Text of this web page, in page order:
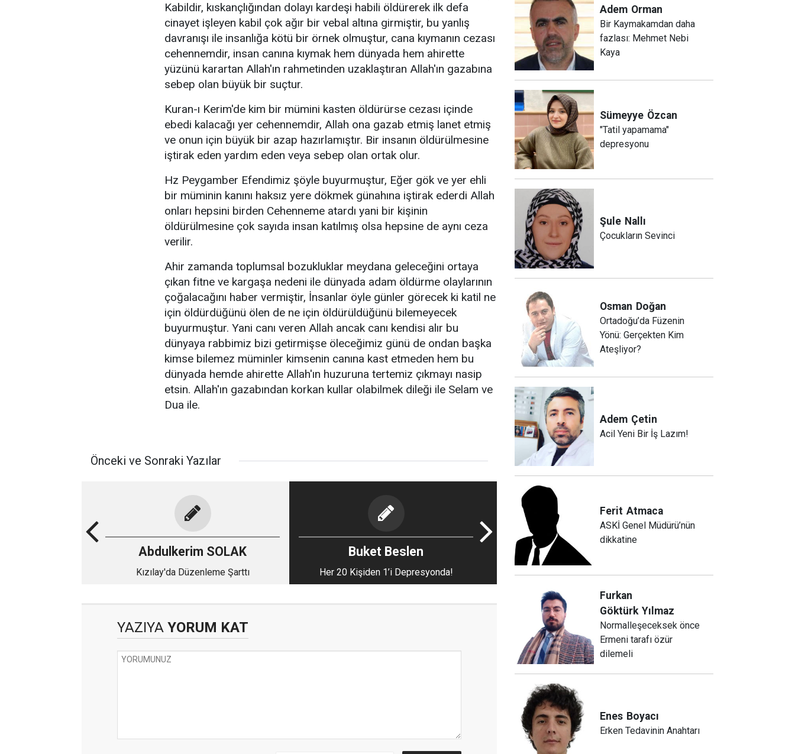
Kabildir, kıskançlığından dolayı kardeşi habili öldürerek ilk defa
cinayet işleyen kabil çok ağır bir vebal altına girmiştir, bu yanlış
davranışı ile insanlığa kötü bir örnek olmuştur, cana kıymanın cezası
cehennemdir, insan canına kıymak hem dünyada hem ahirette
yüzünü karartan Allah'ın rahmetinden uzaklaştıran Allah'ın gazabına
sebep olan büyük bir suçtur.
Kuran-ı Kerim'de kim bir mümini kasten öldürürse cezası içinde
ebedi kalacağı yer cehennemdir, Allah ona gazab etmiş lanet etmiş
ve onun için büyük bir azap hazırlamıştır. Bir insanın öldürülmesine
iştirak eden yardım eden veya sebep olan ortak olur.
Hz Peygamber Efendimiz şöyle buyurmuştur, Eğer gök ve yer ehli
bir müminin kanını haksız yere dökmek günahına iştirak ederdi Allah
onları hepsini birden Cehenneme atardı yani bir kişinin
öldürülmesine çok sayıda insan katılmış olsa hepsine de aynı ceza
verilir.
Ahir zamanda toplumsal bozukluklar meydana geleceğini ortaya
çıkan fitne ve kargaşa nedeni ile dünyada adam öldürme olaylarının
çoğalacağını haber vermiştir, İnsanlar öyle günler görecek ki katil ne
için öldürdüğünü ölen de ne için öldürüldüğünü bilemeyecek
buyurmuştur. Yani canı veren Allah ancak canı kendisi alır bu
dünyaya rabbimiz bizi getirmişse öleceğimiz günü de ondan başka
kimse bilemez müminler kimsenin canına kast etmeden hem bu
dünyada hemde ahirette Allah'ın huzuruna tertemiz çıkmayı nasip
etsin. Allah'ın gazabından korkan kullar olabilmek dileği ile Selam ve
Dua ile.
Önceki ve Sonraki Yazılar
Abdulkerim SOLAK
Kızılay'da Düzenleme Şarttı
Buket Beslen
Her 20 Kişiden 1’i Depresyonda!
YAZIYA YORUM KAT
Adem Orman
Bir Kaymakamdan daha
fazlası: Mehmet Nebi
Kaya
Sümeyye Özcan
"Tatil yapamama"
depresyonu
Şule Nallı
Çocukların Sevinci
Osman Doğan
Ortadoğu’da Füzenin
Yönü: Gerçekten Kim
Ateşliyor?
Adem Çetin
Acil Yeni Bir İş Lazım!
Ferit Atmaca
ASKİ Genel Müdürü’nün
dikkatine
Furkan
Göktürk Yılmaz
Normalleşeceksek önce
Ermeni tarafı özür
dilemeli
Enes Boyacı
Erken Tedavinin Anahtarı